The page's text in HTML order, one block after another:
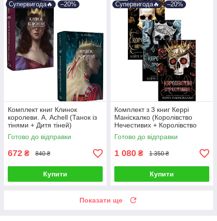
Супервигода🔥 –20%
Комплект книг Клинок
королеви. А. Achell (Танок із
тінями + Дитя тіней)
Готово до відправки
672 ₴ 840 ₴
Купити
Супервигода🔥 –20%
Комплект з 3 книг Керрі
Маніскалко (Королівство
Нечестивих + Королівство
Проклятих + Королівство
Страхітливих)
Готово до відправки
1 080 ₴ 1 350 ₴
Купити
Показати ще